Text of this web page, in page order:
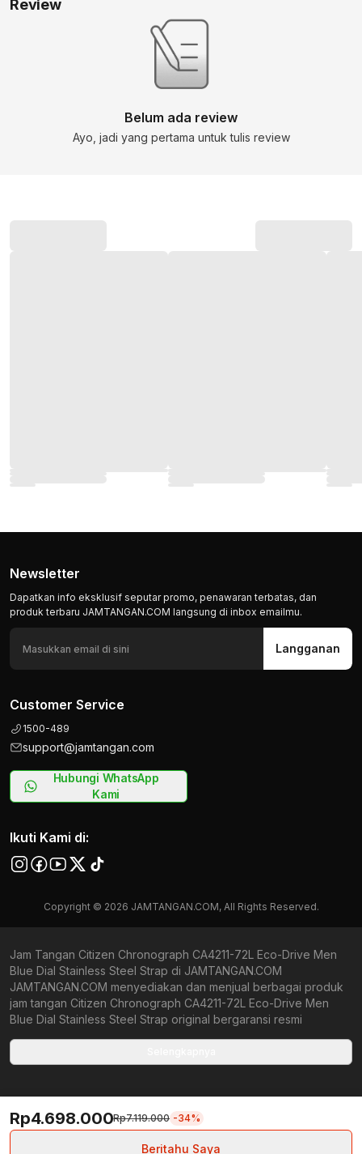
Newsletter
Dapatkan info eksklusif seputar promo, penawaran terbatas, dan
produk terbaru JAMTANGAN.COM langsung di inbox emailmu.
Langganan
Customer Service
1500-489
support@jamtangan.com
Hubungi WhatsApp
Kami
Ikuti Kami di:
Copyright © 2026 JAMTANGAN.COM, All Rights Reserved.
Jam Tangan Citizen Chronograph CA4211-72L Eco-Drive Men
Blue Dial Stainless Steel Strap di JAMTANGAN.COM
JAMTANGAN.COM menyediakan dan menjual berbagai produk
jam tangan Citizen Chronograph CA4211-72L Eco-Drive Men
Blue Dial Stainless Steel Strap original bergaransi resmi
pelanggan. JAMTANGAN.COM menjamin produk-produk yang
tinggi, dan memiliki harga yang lebih terjangkau dari toko online
Indonesia lainnya. Anda, watchlovers, merupakan prioritas
utama kami. Dengan tersedianya berbagai jam tangan
mechanical, kinetic, dan quartz mulai dari yang bertema fine-
Rp4.698.000Rp7.119.000 -34%
Beritahu Saya
Review
Belum ada review
Ayo, jadi yang pertama untuk tulis review